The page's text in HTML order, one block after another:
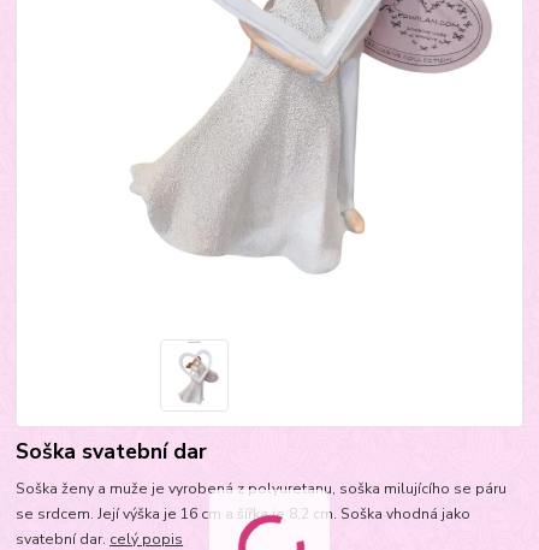
Soška svatební dar
Soška ženy a muže je vyrobená z polyuretanu, soška milujícího se páru
se srdcem. Její výška je 16 cm a šířka je 8,2 cm. Soška vhodná jako
svatební dar. celý popis